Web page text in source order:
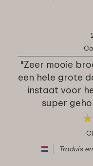
"Zeer mooie
een hele grote
instaat voor
super
★
★
Traduis